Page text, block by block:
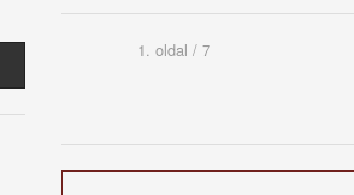
1. oldal / 7